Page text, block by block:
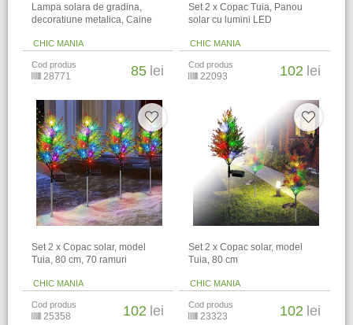
Lampa solara de gradina,
decoratiune metalica, Caine
CHIC MANIA
Cod produs
28771 85 lei
Set 2 x Copac Tuia, Panou
solar cu lumini LED
CHIC MANIA
Cod produs
22093 102 lei
Set 2 x Copac solar, model
Tuia, 80 cm, 70 ramuri
CHIC MANIA
Cod produs
25358 102 lei
Set 2 x Copac solar, model
Tuia, 80 cm
CHIC MANIA
Cod produs
23323 102 lei